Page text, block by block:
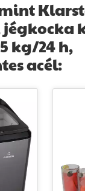
kg/24 h,
acél: